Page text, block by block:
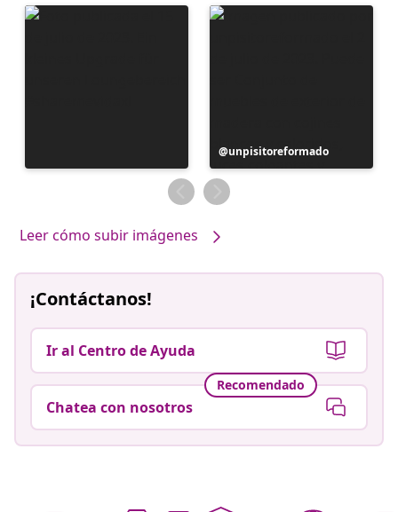
Publicación
realizada
por
unpisitoreformado
Leer cómo subir imágenes
¡Contáctanos!
Ir al Centro de Ayuda
Recomendado
Chatea con nosotros